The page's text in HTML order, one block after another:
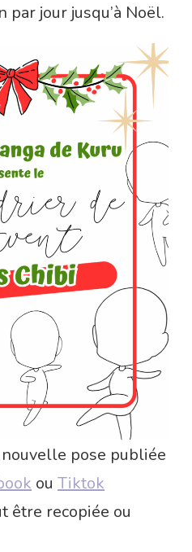
jour jusqu’à Noël.
pose publiée
ou Tiktok
être recopiée ou